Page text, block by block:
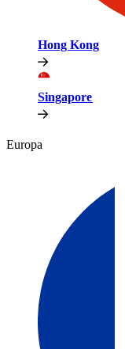
Hong Kong​​
Singapore​​
Europa​​